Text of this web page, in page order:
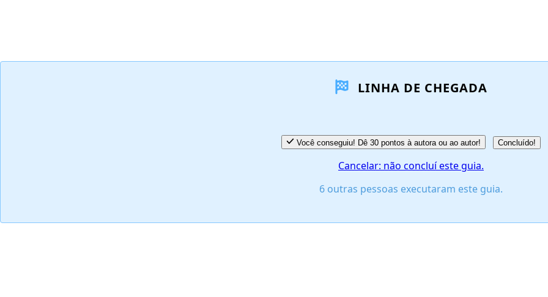
Comentar
LINHA DE CHEGADA
Você conseguiu! Dê 30 pontos à autora ou ao autor! Concluído!
Cancelar: não concluí este guia.
6 outras pessoas executaram este guia.